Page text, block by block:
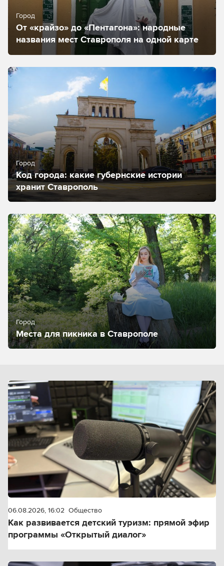
Город
От «крайзо» до «Пентагона»: народные
названия мест Ставрополя на одной карте
Город
Код города: какие губернские истории
хранит Ставрополь
Город
Места для пикника в Ставрополе
06.08.2026, 16:02 Общество
Как развивается детский туризм: прямой эфир
программы «Открытый диалог»